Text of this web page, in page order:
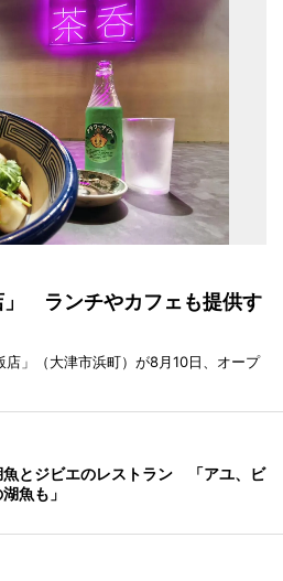
」 ランチやカフェも提供す
」（大津市浜町）が8月10日、オープ
魚とジビエのレストラン 「アユ、ビ
魚も」